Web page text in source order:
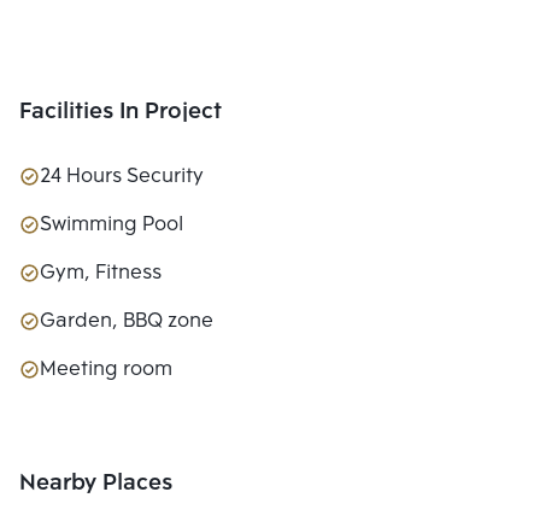
Facilities In Project
24 Hours Security
Swimming Pool
Gym, Fitness
Garden, BBQ zone
Meeting room
Nearby Places